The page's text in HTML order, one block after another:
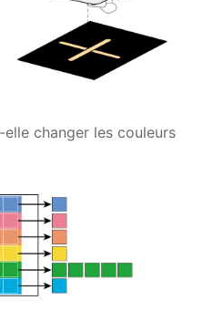
changer les couleurs